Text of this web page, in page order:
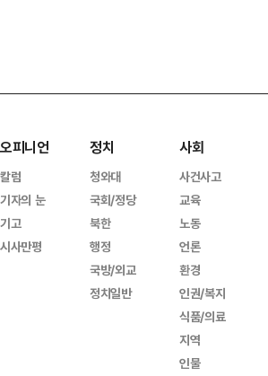
오피니언
칼럼
기자의 눈
기고
시사만평
정치
청와대
국회/정당
북한
행정
국방/외교
정치일반
사회
사건사고
교육
노동
언론
환경
인권/복지
식품/의료
지역
인물